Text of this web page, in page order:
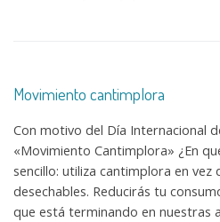
Movimiento cantimplora
Con motivo del Día Internacional
«Movimiento Cantimplora» ¿En
sencillo: utiliza cantimplora en
desechables. Reducirás tu
que está terminando en nuestras